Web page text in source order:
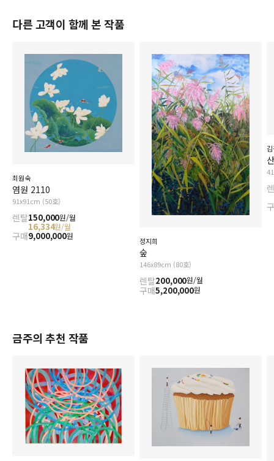
다른 고객이 함께 본 작품
최원숙
염원 2110
91x91cm (50호)
렌탈150,000원/월
16,334원/월
구매9,000,000원
정지희
숲
146x89cm (80호)
렌탈200,000원/월
구매5,200,000원
금주의 추천 작품